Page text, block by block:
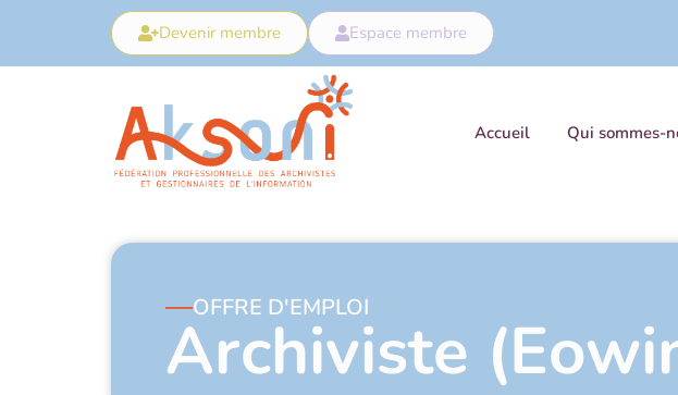
Devenir membre Espace membre
Accueil Qui sommes-
OFFRE D'EMPLOI
Archiviste